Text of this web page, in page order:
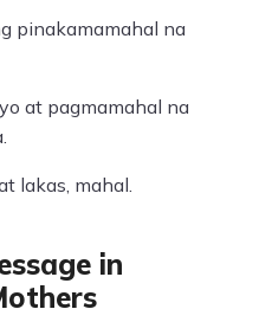
pinakamamahal na
at pagmamahal na
lakas, mahal.
in